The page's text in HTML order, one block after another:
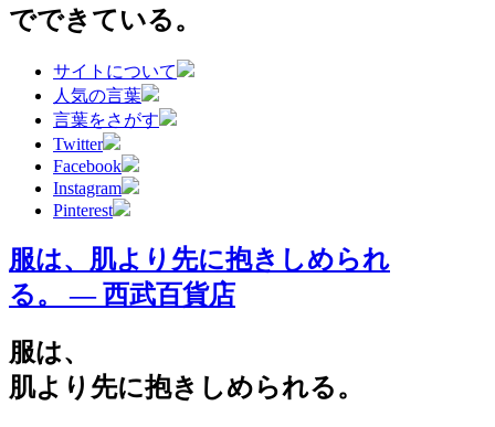
でできている。
サイトについて
人気の言葉
言葉をさがす
Twitter
Facebook
Instagram
Pinterest
服は、肌より先に抱きしめられ
る。 — 西武百貨店
服は、
肌より先に抱きしめられる。